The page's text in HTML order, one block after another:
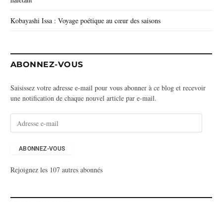
Kobayashi Issa : Voyage poétique au cœur des saisons
ABONNEZ-VOUS
Saisissez votre adresse e-mail pour vous abonner à ce blog et recevoir
une notification de chaque nouvel article par e-mail.
s
ABONNEZ-VOUS
Rejoignez les 107 autres abonnés